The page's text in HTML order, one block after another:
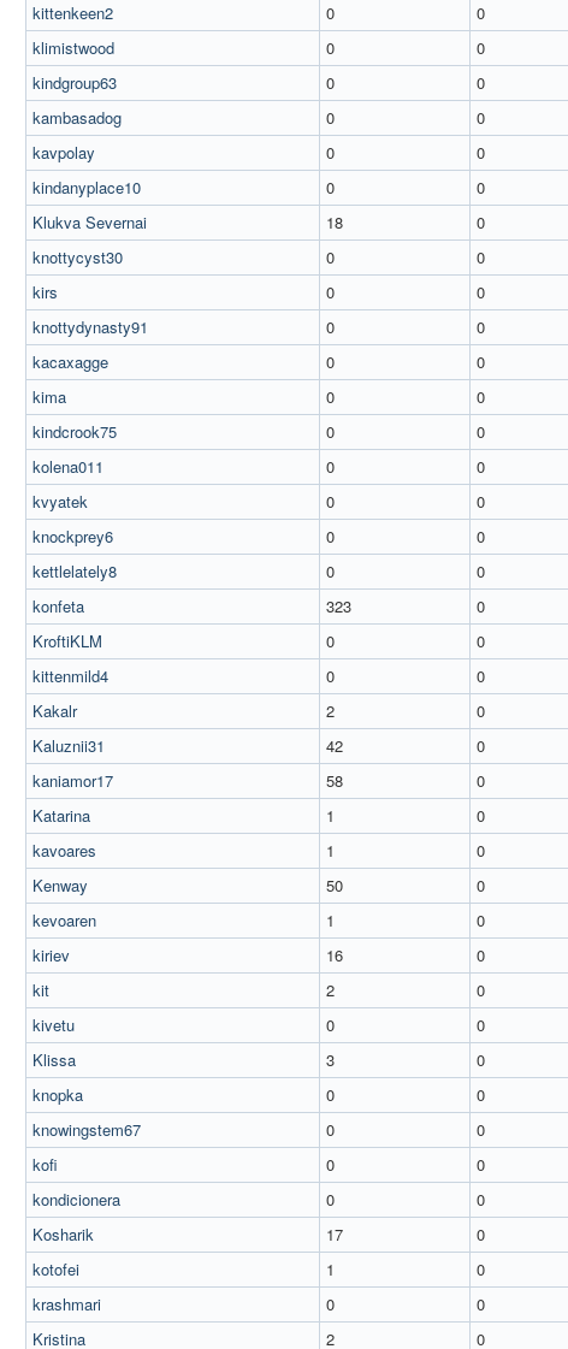
kittenkeen2
0 0
klimistwood
0 0
kindgroup63
0 0
kambasadog
0 0
kavpolay
0 0
kindanyplace10
0 0
Klukva Severnai
18 0
knottycyst30
0 0
kirs
0 0
knottydynasty91
0 0
kacaxagge
0 0
kima
0 0
kindcrook75
0 0
kolena011
0 0
kvyatek
0 0
knockprey6
0 0
kettlelately8
0 0
konfeta
323 0
KroftiKLM
0 0
kittenmild4
0 0
Kakalr
2 0
Kaluznii31
42 0
kaniamor17
58 0
Katarina
1 0
kavoares
1 0
Kenway
50 0
kevoaren
1 0
kiriev
16 0
kit
2 0
kivetu
0 0
Klissa
3 0
knopka
0 0
knowingstem67
0 0
kofi
0 0
kondicionera
0 0
Kosharik
17 0
kotofei
1 0
krashmari
0 0
Kristina
2 0